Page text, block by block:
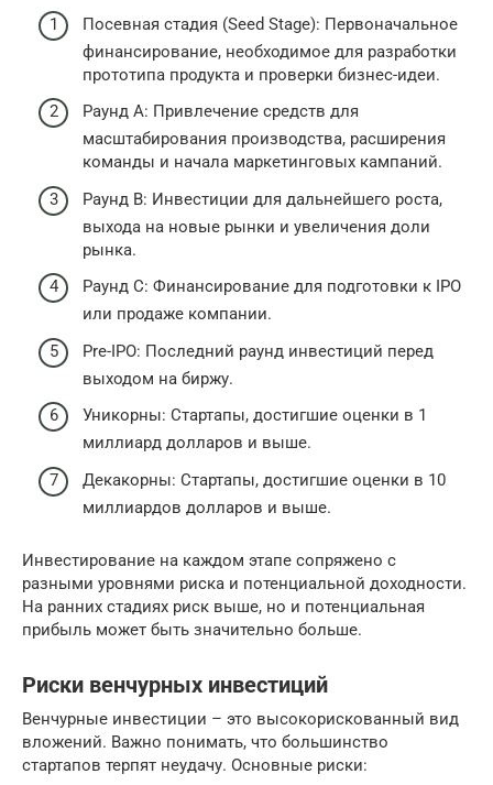
Посевная стадия (Seed Stage): Первоначальное
финансирование, необходимое для разработки
прототипа продукта и проверки бизнес-идеи.
Раунд A: Привлечение средств для
масштабирования производства, расширения
команды и начала маркетинговых кампаний.
Раунд B: Инвестиции для дальнейшего роста,
выхода на новые рынки и увеличения доли
рынка.
Раунд C: Финансирование для подготовки к IPO
или продаже компании.
Pre-IPO: Последний раунд инвестиций перед
выходом на биржу.
Уникорны: Стартапы, достигшие оценки в 1
миллиард долларов и выше.
Декакорны: Стартапы, достигшие оценки в 10
миллиардов долларов и выше.
Инвестирование на каждом этапе сопряжено с
разными уровнями риска и потенциальной доходности.
На ранних стадиях риск выше, но и потенциальная
прибыль может быть значительно больше.
Риски венчурных инвестиций
Венчурные инвестиции – это высокорискованный вид
вложений. Важно понимать, что большинство
стартапов терпят неудачу. Основные риски: